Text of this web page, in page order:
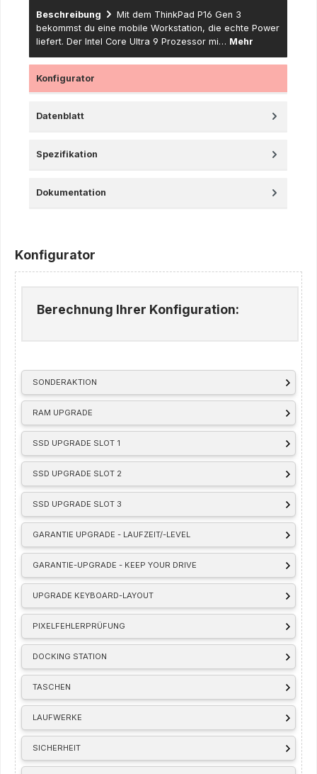
Beschreibung
Mit dem ThinkPad P16 Gen 3
bekommst du eine mobile Workstation, die echte Power
liefert. Der Intel Core Ultra 9 Prozessor mi… Mehr
Konfigurator
Datenblatt
Spezifikation
Dokumentation
Konfigurator
SONDERAKTION
RAM UPGRADE
SSD UPGRADE SLOT 1
SSD UPGRADE SLOT 2
SSD UPGRADE SLOT 3
GARANTIE UPGRADE - LAUFZEIT/-LEVEL
GARANTIE-UPGRADE - KEEP YOUR DRIVE
UPGRADE KEYBOARD-LAYOUT
PIXELFEHLERPRÜFUNG
DOCKING STATION
TASCHEN
LAUFWERKE
SICHERHEIT
Berechnung Ihrer Konfiguration: